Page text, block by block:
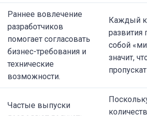
Раннее вовлечение
разработчиков
помогает согласовать
бизнес-требования и
технические
возможности.
Каждый
развития
собой
значит,
Частые выпуски